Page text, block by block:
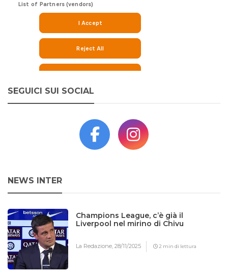
SEGUICI SUI SOCIAL
NEWS INTER
Champions League, c’è già il
Liverpool nel mirino di Chivu
La Redazione,28/11/2025 2 min di lettura